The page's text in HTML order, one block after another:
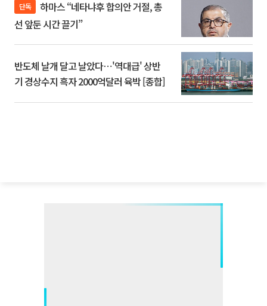
단독
선 앞둔 시간 끌기”
반도체 날개 달고 날았다⋯'역대급' 상반
기 경상수지 흑자 2000억달러 육박 [종합]